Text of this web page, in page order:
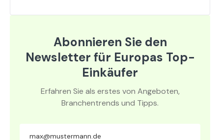
Abonnieren Sie den
Newsletter für Europas Top-
Einkäufer
Erfahren Sie als erstes von Angeboten,
Branchentrends und Tipps.